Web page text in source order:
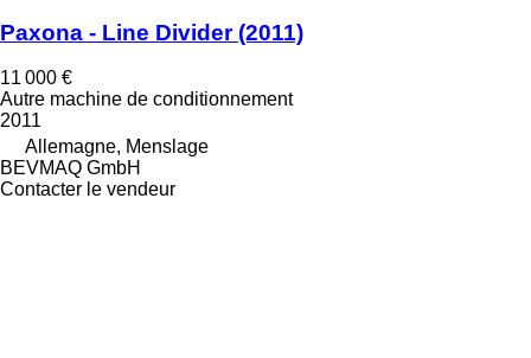
Paxona - Line Divider (2011)
11 000 €
Autre machine de conditionnement
2011
Allemagne, Menslage
BEVMAQ GmbH
Contacter le vendeur